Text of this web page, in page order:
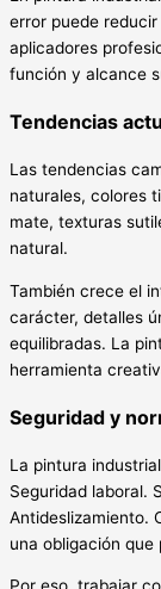
error puede
aplicadores
función y alcance
Tendencias
Las tendencias
naturales, colores
mate, texturas
natural.
También crece el
carácter, detalles
equilibradas. La
herramienta
Seguridad y
La pintura
Seguridad laboral.
Antideslizamiento.
una obligación